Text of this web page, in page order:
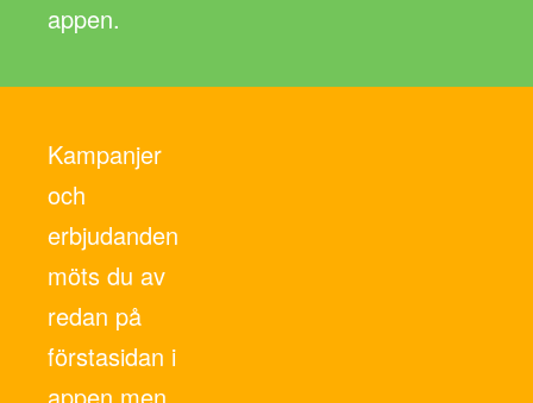
appen.
Kampanjer
och
erbjudanden
möts du av
redan på
förstasidan i